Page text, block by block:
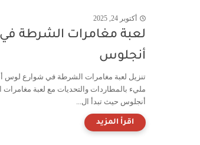
أكتوبر 24, 2025
لعبة مغامرات الشرطة
أنجلوس
تنزيل لعبة مغامرات الشرطة في شوارع
مليء بالمطاردات والتحديات مع لعبة
أنجلوس حيث تبدأ ال...